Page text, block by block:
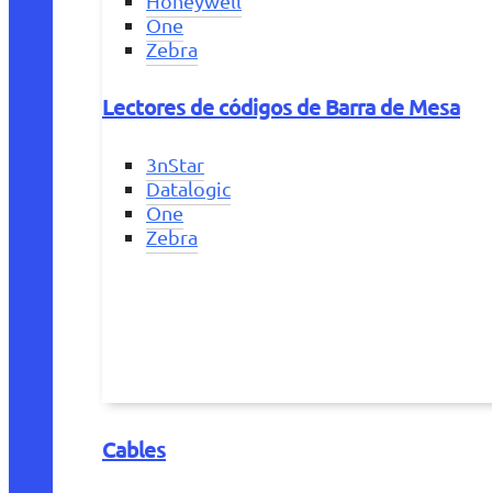
One
Zebra
Lectores de códigos de Barra de Mesa
3nStar
Datalogic
One
Zebra
Cables